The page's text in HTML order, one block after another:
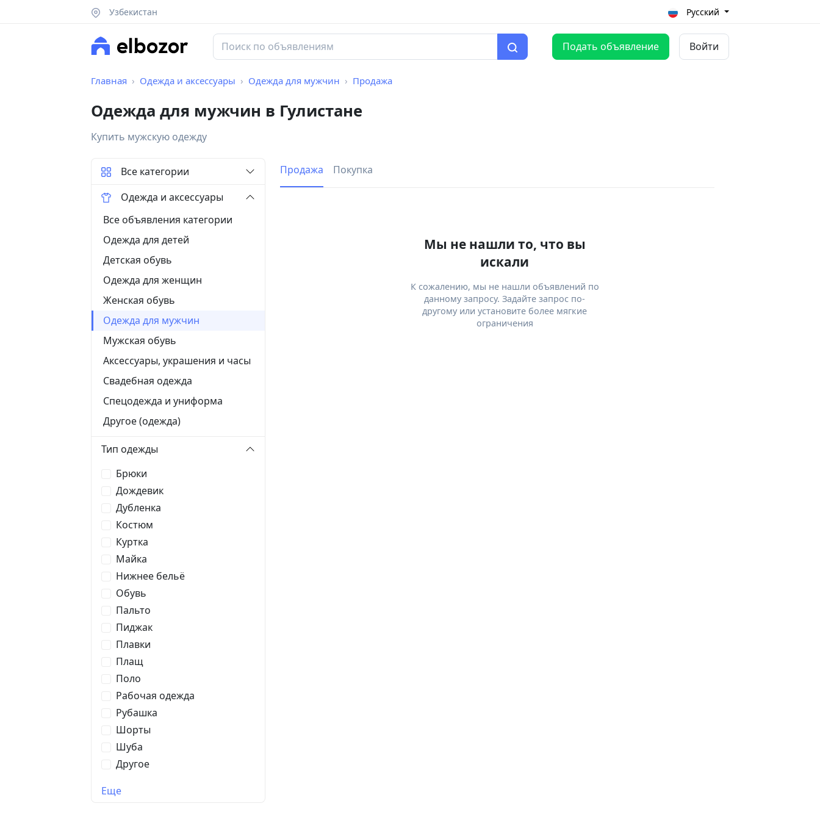
Узбекистан Русский
Подать объявление Войти
Главная Одежда и аксессуары Одежда для мужчин Продажа
Одежда для мужчин в Гулистане
Купить мужскую одежду
Продажа Покупка
Мы не нашли то, что вы
искали
К сожалению, мы не нашли объявлений по
данному запросу. Задайте запрос по-
другому или установите более мягкие
ограничения
Все категории
Одежда и аксессуары
Все объявления категории
Одежда для детей
Детская обувь
Одежда для женщин
Женская обувь
Одежда для мужчин
Мужская обувь
Аксессуары, украшения и часы
Свадебная одежда
Спецодежда и униформа
Другое (одежда)
Тип одежды
Брюки
Дождевик
Дубленка
Костюм
Куртка
Майка
Нижнее бельё
Обувь
Пальто
Пиджак
Плавки
Плащ
Поло
Рабочая одежда
Рубашка
Шорты
Шуба
Другое
Еще